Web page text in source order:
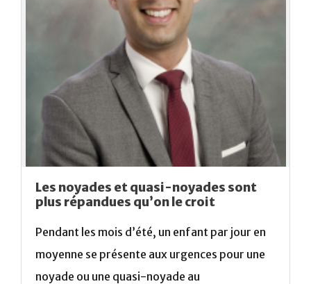
Les noyades et quasi-noyades sont
plus répandues qu’on le croit
Pendant les mois d’été, un enfant par jour en
moyenne se présente aux urgences pour une
noyade ou une quasi-noyade au